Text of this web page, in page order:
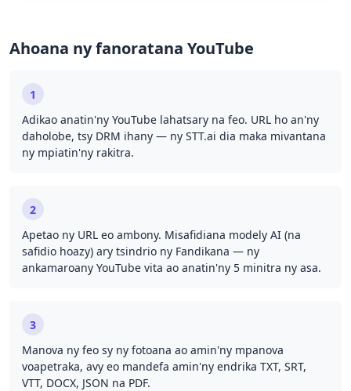
Ahoana ny fanoratana YouTube
1
Adikao anatin'ny YouTube lahatsary na feo. URL ho an'ny
daholobe, tsy DRM ihany — ny STT.ai dia maka mivantana
ny mpiatin'ny rakitra.
2
Apetao ny URL eo ambony. Misafidiana modely AI (na
safidio hoazy) ary tsindrio ny Fandikana — ny
ankamaroany YouTube vita ao anatin'ny 5 minitra ny asa.
3
Manova ny feo sy ny fotoana ao amin'ny mpanova
voapetraka, avy eo mandefa amin'ny endrika TXT, SRT,
VTT, DOCX, JSON na PDF.